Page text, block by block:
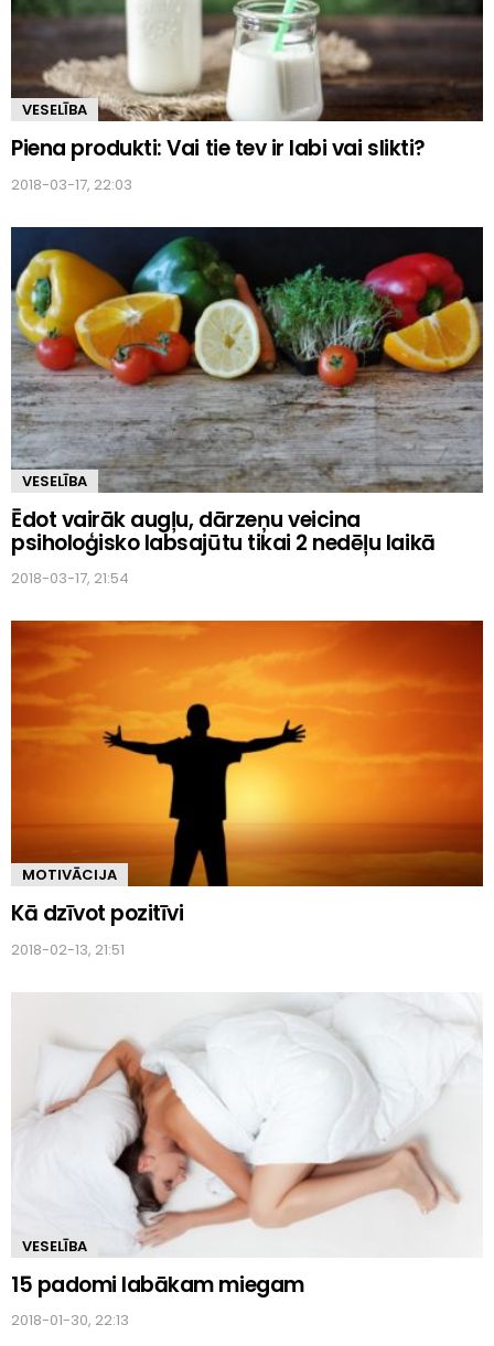
VESELĪBA
Piena produkti: Vai tie tev ir labi vai slikti?
2018-03-17, 22:03
VESELĪBA
Ēdot vairāk augļu, dārzeņu veicina
psiholoģisko labsajūtu tikai 2 nedēļu laikā
2018-03-17, 21:54
MOTIVĀCIJA
Kā dzīvot pozitīvi
2018-02-13, 21:51
VESELĪBA
15 padomi labākam miegam
2018-01-30, 22:13